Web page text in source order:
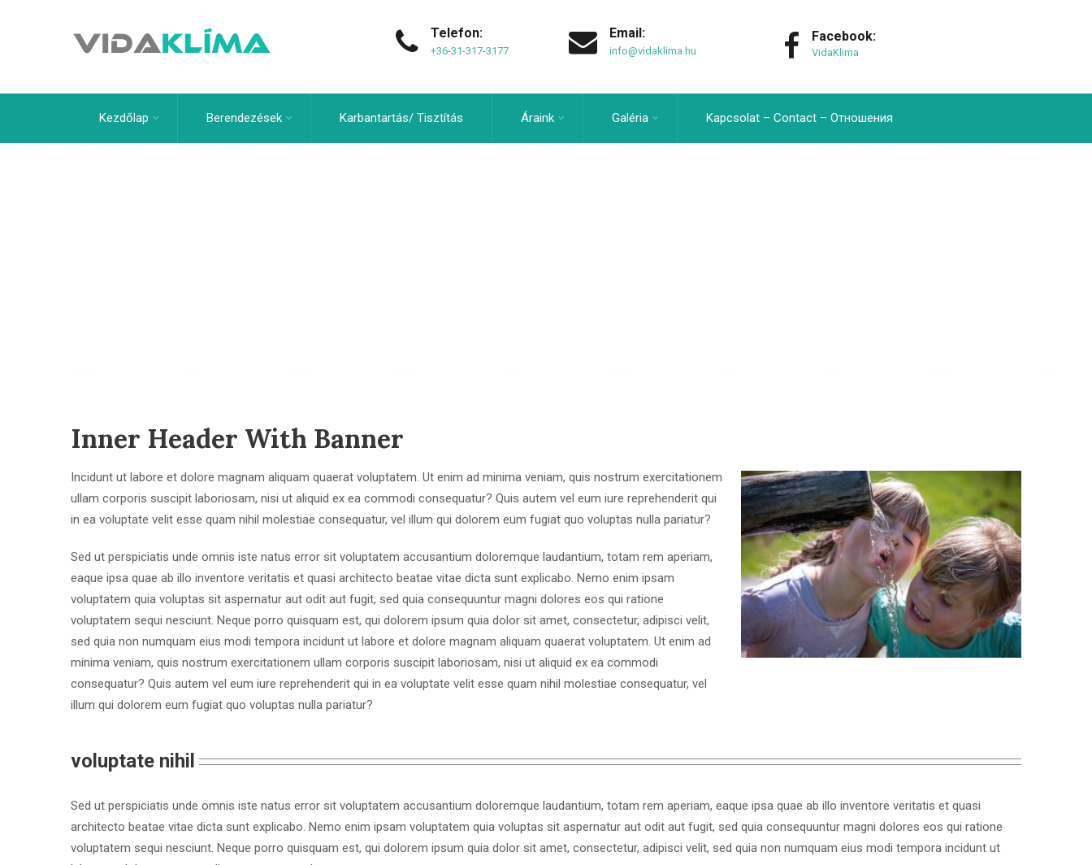
Telefon:
+36-31-317-3177
Email:
info@vidaklima.hu
Facebook:
VidaKlima
Kezdőlap Berendezések Karbantartás/ Tisztítás Áraink Galéria Kapcsolat – Contact – Oтношения
Inner Header With Banner
Incidunt ut labore et dolore magnam aliquam quaerat voluptatem. Ut enim ad minima veniam, quis nostrum exercitationem
ullam corporis suscipit laboriosam, nisi ut aliquid ex ea commodi consequatur? Quis autem vel eum iure reprehenderit qui
in ea voluptate velit esse quam nihil molestiae consequatur, vel illum qui dolorem eum fugiat quo voluptas nulla pariatur?
Sed ut perspiciatis unde omnis iste natus error sit voluptatem accusantium doloremque laudantium, totam rem aperiam,
eaque ipsa quae ab illo inventore veritatis et quasi architecto beatae vitae dicta sunt explicabo. Nemo enim ipsam
voluptatem quia voluptas sit aspernatur aut odit aut fugit, sed quia consequuntur magni dolores eos qui ratione
voluptatem sequi nesciunt. Neque porro quisquam est, qui dolorem ipsum quia dolor sit amet, consectetur, adipisci velit,
sed quia non numquam eius modi tempora incidunt ut labore et dolore magnam aliquam quaerat voluptatem. Ut enim ad
minima veniam, quis nostrum exercitationem ullam corporis suscipit laboriosam, nisi ut aliquid ex ea commodi
consequatur? Quis autem vel eum iure reprehenderit qui in ea voluptate velit esse quam nihil molestiae consequatur, vel
illum qui dolorem eum fugiat quo voluptas nulla pariatur?
voluptate nihil
Sed ut perspiciatis unde omnis iste natus error sit voluptatem accusantium doloremque laudantium, totam rem aperiam, eaque ipsa quae ab illo inventore veritatis et quasi
architecto beatae vitae dicta sunt explicabo. Nemo enim ipsam voluptatem quia voluptas sit aspernatur aut odit aut fugit, sed quia consequuntur magni dolores eos qui ratione
voluptatem sequi nesciunt. Neque porro quisquam est, qui dolorem ipsum quia dolor sit amet, consectetur, adipisci velit, sed quia non numquam eius modi tempora incidunt ut